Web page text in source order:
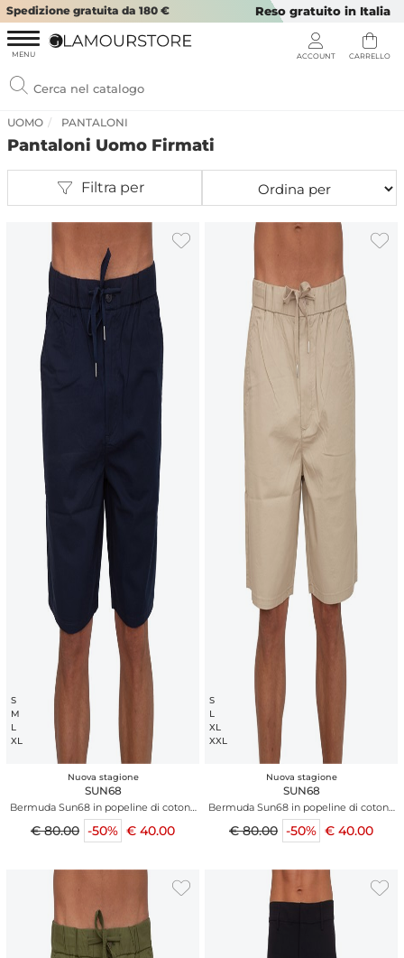
Spedizione gratuita da 180 € Reso gratuito in Italia
UOMO PANTALONI
Pantaloni Uomo Firmati
Filtra per
S
M
L
XL
Nuova stagione
SUN68
Bermuda Sun68 in popeline di cotone
blu con tasche
€ 80.00 -50% € 40.00
S
L
XL
XXL
Nuova stagione
SUN68
Bermuda Sun68 in popeline di cotone
beige con tasche
€ 80.00 -50% € 40.00